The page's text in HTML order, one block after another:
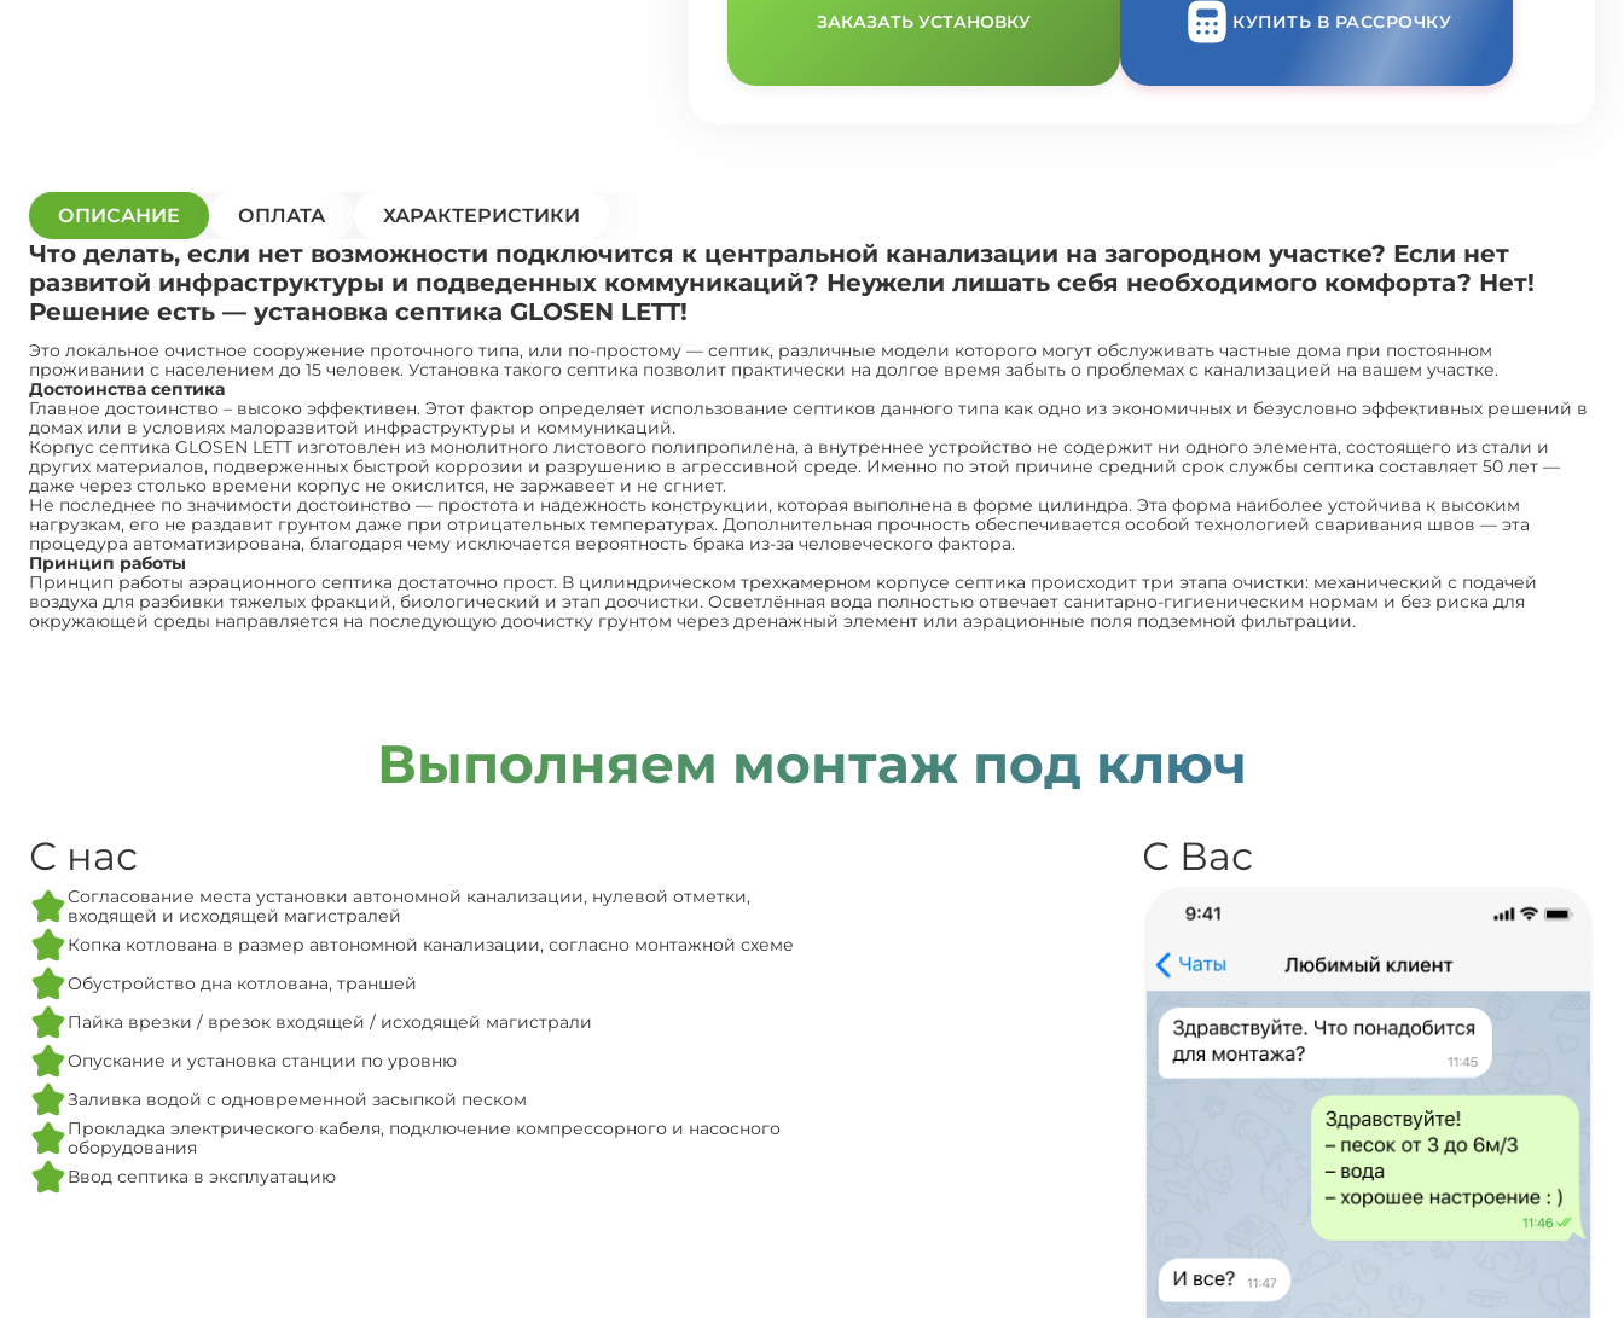
ЗАКАЗАТЬ УСТАНОВКУ КУПИТЬ В РАССРОЧКУ
ОПИСАНИЕ ОПЛАТА ХАРАКТЕРИСТИКИ
Что делать, если нет возможности подключится к центральной канализации на загородном участке? Если нет
развитой инфраструктуры и подведенных коммуникаций? Неужели лишать себя необходимого комфорта? Нет!
Решение есть — установка септика GLOSEN LETT!
Это локальное очистное сооружение проточного типа, или по-простому — септик, различные модели которого могут обслуживать частные дома при постоянном
проживании с населением до 15 человек. Установка такого септика позволит практически на долгое время забыть о проблемах с канализацией на вашем участке.
Достоинства септика
Главное достоинство – высоко эффективен. Этот фактор определяет использование септиков данного типа как одно из экономичных и безусловно эффективных решений в
домах или в условиях малоразвитой инфраструктуры и коммуникаций.
Корпус септика GLOSEN LETT изготовлен из монолитного листового полипропилена, а внутреннее устройство не содержит ни одного элемента, состоящего из стали и
других материалов, подверженных быстрой коррозии и разрушению в агрессивной среде. Именно по этой причине средний срок службы септика составляет 50 лет —
даже через столько времени корпус не окислится, не заржавеет и не сгниет.
Не последнее по значимости достоинство — простота и надежность конструкции, которая выполнена в форме цилиндра. Эта форма наиболее устойчива к высоким
нагрузкам, его не раздавит грунтом даже при отрицательных температурах. Дополнительная прочность обеспечивается особой технологией сваривания швов — эта
процедура автоматизирована, благодаря чему исключается вероятность брака из-за человеческого фактора.
Принцип работы
Принцип работы аэрационного септика достаточно прост. В цилиндрическом трехкамерном корпусе септика происходит три этапа очистки: механический с подачей
воздуха для разбивки тяжелых фракций, биологический и этап доочистки. Осветлённая вода полностью отвечает санитарно-гигиеническим нормам и без риска для
окружающей среды направляется на последующую доочистку грунтом через дренажный элемент или аэрационные поля подземной фильтрации.
Выполняем монтаж под ключ
С нас
Согласование места установки автономной канализации, нулевой отметки,
входящей и исходящей магистралей
Копка котлована в размер автономной канализации, согласно монтажной схеме
Обустройство дна котлована, траншей
Пайка врезки / врезок входящей / исходящей магистрали
Опускание и установка станции по уровню
Заливка водой с одновременной засыпкой песком
Прокладка электрического кабеля, подключение компрессорного и насосного
оборудования
Ввод септика в эксплуатацию
С Вас